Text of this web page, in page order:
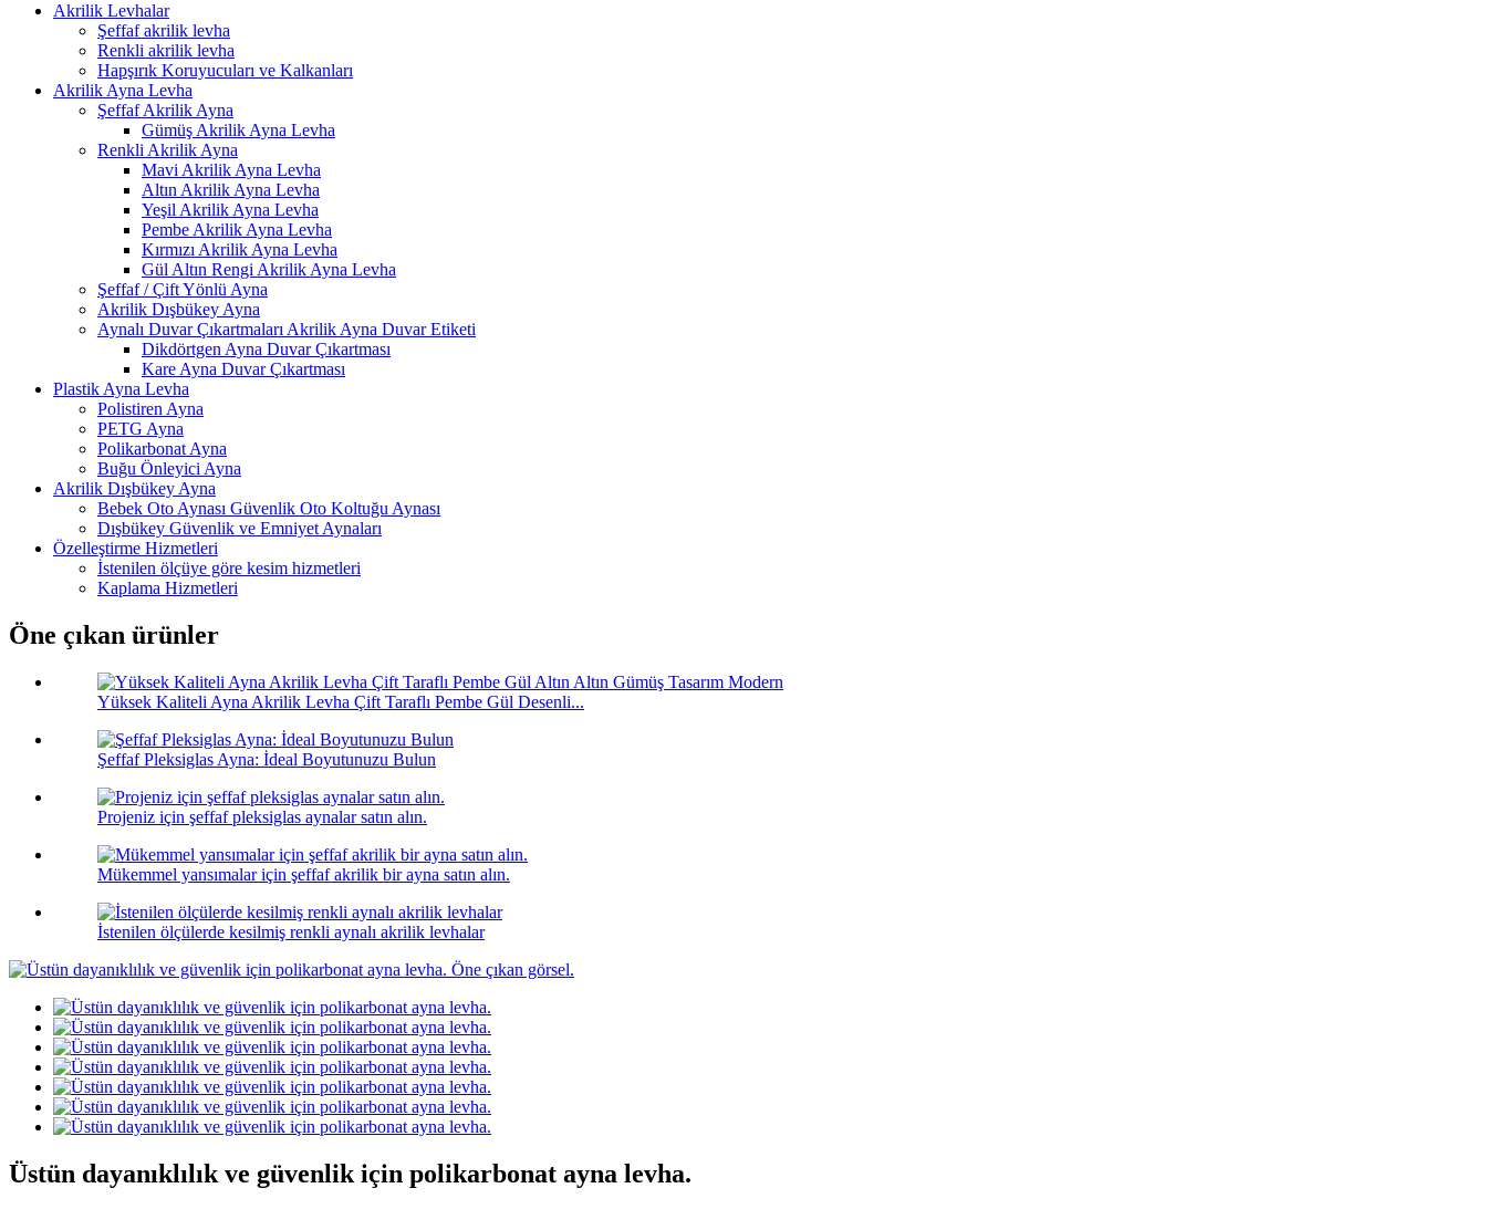
Akrilik Levhalar
Şeffaf akrilik levha
Renkli akrilik levha
Hapşırık Koruyucuları ve Kalkanları
Akrilik Ayna Levha
Şeffaf Akrilik Ayna
Gümüş Akrilik Ayna Levha
Renkli Akrilik Ayna
Mavi Akrilik Ayna Levha
Altın Akrilik Ayna Levha
Yeşil Akrilik Ayna Levha
Pembe Akrilik Ayna Levha
Kırmızı Akrilik Ayna Levha
Gül Altın Rengi Akrilik Ayna Levha
Şeffaf / Çift Yönlü Ayna
Akrilik Dışbükey Ayna
Aynalı Duvar Çıkartmaları Akrilik Ayna Duvar Etiketi
Dikdörtgen Ayna Duvar Çıkartması
Kare Ayna Duvar Çıkartması
Plastik Ayna Levha
Polistiren Ayna
PETG Ayna
Polikarbonat Ayna
Buğu Önleyici Ayna
Akrilik Dışbükey Ayna
Bebek Oto Aynası Güvenlik Oto Koltuğu Aynası
Dışbükey Güvenlik ve Emniyet Aynaları
Özelleştirme Hizmetleri
İstenilen ölçüye göre kesim hizmetleri
Kaplama Hizmetleri
Öne çıkan ürünler
Yüksek Kaliteli Ayna Akrilik Levha Çift Taraflı Pembe Gül Desenli...
Şeffaf Pleksiglas Ayna: İdeal Boyutunuzu Bulun
Projeniz için şeffaf pleksiglas aynalar satın alın.
Mükemmel yansımalar için şeffaf akrilik bir ayna satın alın.
İstenilen ölçülerde kesilmiş renkli aynalı akrilik levhalar
Üstün dayanıklılık ve güvenlik için polikarbonat ayna levha.